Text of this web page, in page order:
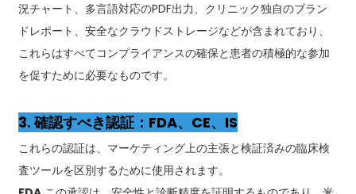
況チャート、多言語対応のPDF出力、クリニック独自のブラン
ドレポート、安全なクラウドストレージなどが含まれており、
これらはすべてコンプライアンスの確保と患者の積極的な参加
を促すために必要なものです。
3. 確認すべき認証：FDA、CE、IS
これらの認証は、マーケティング上の主張と検証済みの臨床検
査ツールを区別するために使用されます。